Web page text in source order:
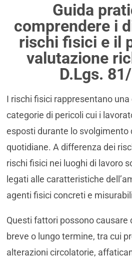
Guida
comprendere i
rischi fisici e il
valutazione
D.Lgs.
I rischi fisici rappresentano
categorie di pericoli cui i
esposti durante lo svolgimento
quotidiane. A differenza dei
rischi fisici nei luoghi di lavoro
legati alle caratteristiche
agenti fisici concreti e
Questi fattori possono causare
breve o lungo termine, tra cui
alterazioni circolatorie,